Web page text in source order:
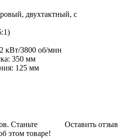
двухтактный, с
кВт/3800 об/мин
350 мм
125 мм
Оставить отзыв
Станьте
этом товаре!